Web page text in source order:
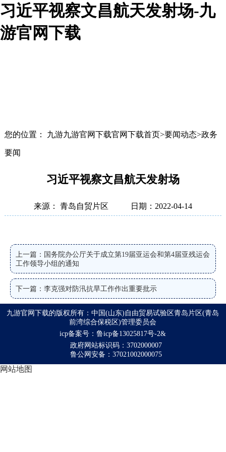
习近平视察文昌航天发射场-九
游官网下载
您的位置： 九游九游官网下载官网下载首页>要闻动态>政务
要闻
习近平视察文昌航天发射场
来源： 青岛自贸片区 日期：2022-04-14
上一篇：国务院办公厅关于成立第19届亚运会和第4届亚残运会
工作领导小组的通知
下一篇：李克强对防汛抗旱工作作出重要批示
九游官网下载的版权所有：中国(山东)自由贸易试验区青岛片区(青岛
前湾综合保税区)管理委员会
icp备案号：鲁icp备13025817号-2&
政府网站标识码：3702000007
鲁公网安备：37021002000075
网站地图